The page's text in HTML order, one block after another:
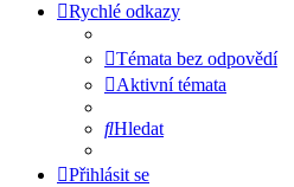
Rychlé odkazy
Témata bez odpovědí
Aktivní témata
Hledat
Přihlásit se